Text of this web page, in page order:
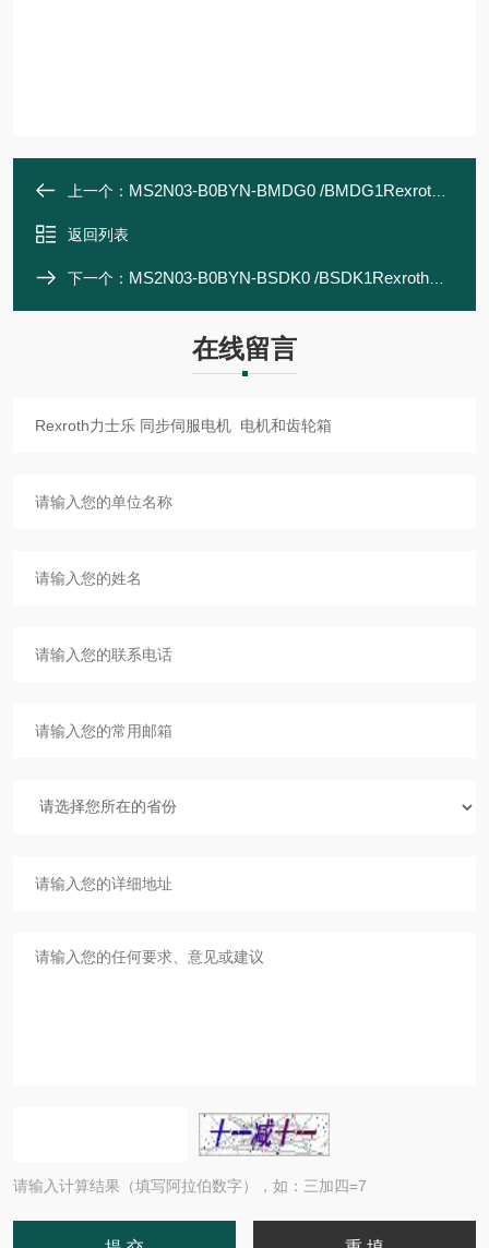
上一个： MS2N03-B0BYN-BMDG0 /BMDG1Rexroth力士乐 同步伺服电机 电机和齿轮箱
返回列表
下一个： MS2N03-B0BYN-BSDK0 /BSDK1Rexroth力士乐 同步伺服电机 电机和齿轮箱
在线留言
请输入计算结果（填写阿拉伯数字），如：三加四=7